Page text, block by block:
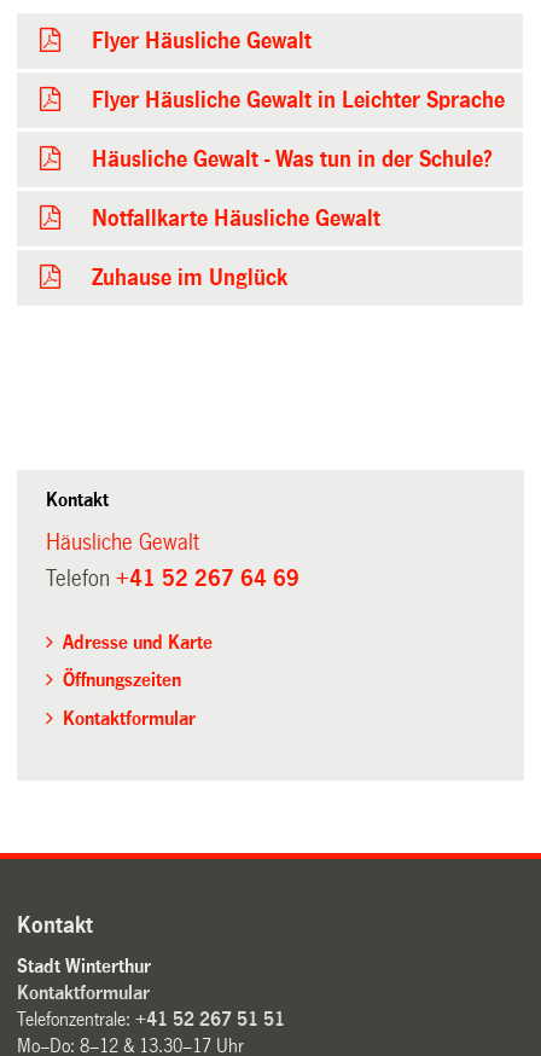
Flyer Häusliche Gewalt
Flyer Häusliche Gewalt in Leichter Sprache
Häusliche Gewalt - Was tun in der Schule?
Notfallkarte Häusliche Gewalt
Zuhause im Unglück
Kontakt
Häusliche Gewalt
Telefon+41 52 267 64 69
Adresse und Karte
Öffnungszeiten
Kontaktformular
Kontakt
Stadt Winterthur
Kontaktformular
Telefonzentrale:+41 52 267 51 51
Mo–Do: 8–12 & 13.30–17 Uhr